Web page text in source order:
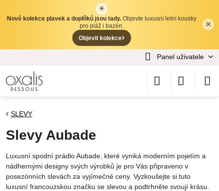
✕
×
☀
Nové kolekce plavek a doplňků jsou tady. Objevte luxusní letní kousky
pro pláž i bazén.
Objevit kolekce›
Panel uživatele
SLEVY
Slevy Aubade
Luxusní spodní prádlo Aubade, které vyniká moderním pojetím a
nádhernými designy svých výrobků je pro Vás připraveno v
posezónních slevách za vyjímečné ceny. Vyzkoušejte si tuto
luxusní francouzskou značku se slevou a podtrhněte svoují krásu.